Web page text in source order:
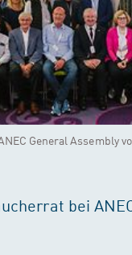
General Assembly
bei